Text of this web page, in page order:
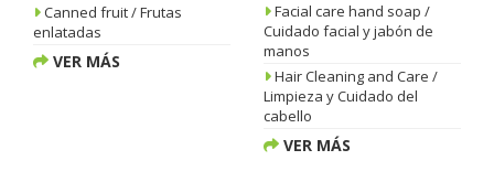
Canned fruit / Frutas
enlatadas
VER MÁS
Facial care hand soap /
Cuidado facial y jabón de
manos
Hair Cleaning and Care /
Limpieza y Cuidado del
cabello
VER MÁS